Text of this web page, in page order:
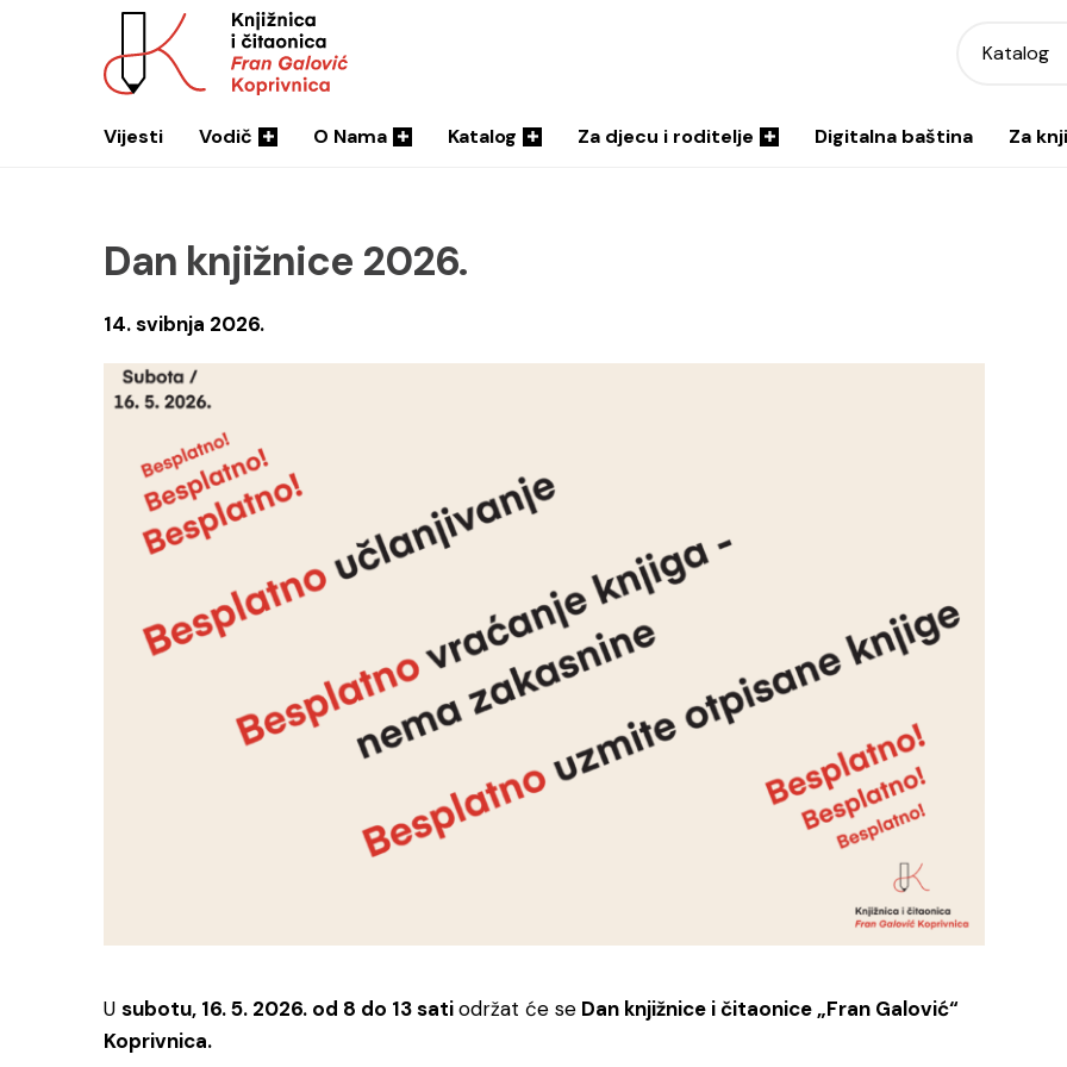
Katalog
Vijesti Vodič O Nama Katalog Za djecu i roditelje Digitalna baština Za
Dan knjižnice 2026.
14. svibnja 2026.
U subotu, 16. 5. 2026. od 8 do 13 satiodržat će se Dan knjižnice i čitaonice „Fran Galović“
Koprivnica.